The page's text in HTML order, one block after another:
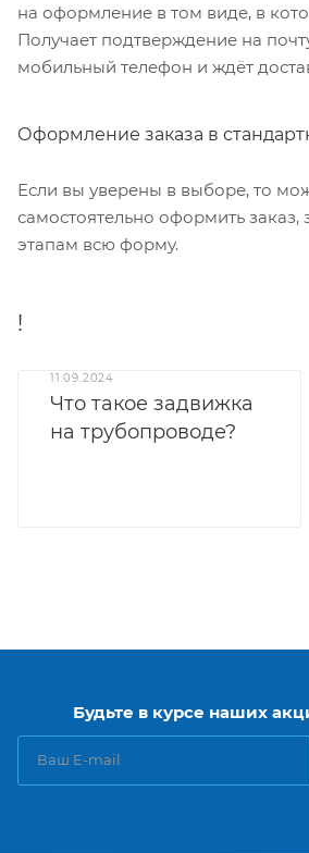
на оформление в том виде, в
Получает подтверждение на
мобильный телефон и ждёт
Оформление заказа в
Если вы уверены в выборе, то
самостоятельно оформить заказ,
этапам всю форму.
!
11.09.2024
Что такое задвижка
на трубопроводе?
Будьте в курсе наших